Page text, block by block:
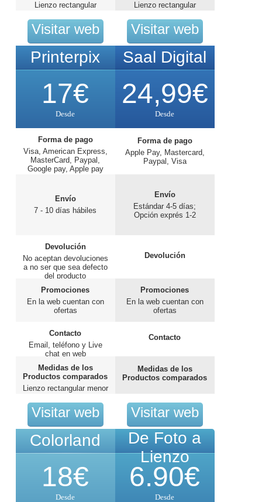
Lienzo rectangular
Visitar web
Lienzo rectangular
Visitar web
Printerpix
17€
Desde
Forma de pago
Visa, American Express,
MasterCard, Paypal,
Google pay, Apple pay
Envío
7 - 10 días hábiles
Devolución
No aceptan devoluciones
a no ser que sea defecto
del producto
Promociones
En la web cuentan con
ofertas
Contacto
Email, teléfono y Live
chat en web
Medidas de los
Productos comparados
Lienzo rectangular menor
Visitar web
Saal Digital
24,99€
Desde
Forma de pago
Apple Pay, Mastercard,
Paypal, Visa
Envío
Estándar 4-5 días;
Opción exprés 1-2
Devolución
Promociones
En la web cuentan con
ofertas
Contacto
Medidas de los
Productos comparados
Visitar web
Colorland
18€
Desde
De Foto a
Lienzo
6.90€
Desde